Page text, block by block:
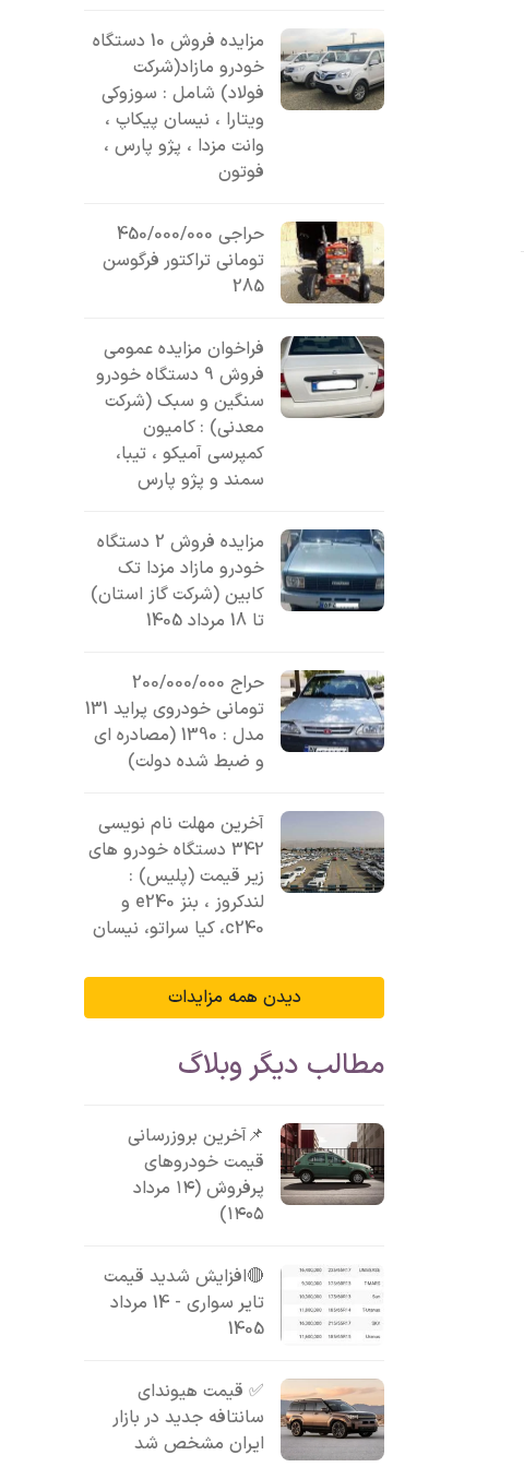
مزایده فروش 10 دستگاه
خودرو مازاد(شرکت
فولاد) شامل : سوزوکی
ویتارا ، نیسان پیکاپ ،
وانت مزدا ، پژو پارس ،
فوتون
حراجی 450/000/000
تومانی تراکتور فرگوسن
285
فراخوان مزایده عمومی
فروش 9 دستگاه خودرو
سنگین و سبک (شرکت
معدنی) : کامیون
کمپرسی آمیکو ، تیبا،
سمند و پژو پارس
مزایده فروش 2 دستگاه
خودرو مازاد مزدا تک
کابین (شرکت گاز استان)
تا 18 مرداد 1405
حراج 200/000/000
تومانی خودروی پراید 131
مدل : 1390 (مصادره ای
و ضبط شده دولت)
آخرین مهلت نام نویسی
342 دستگاه خودرو های
زیر قیمت (پلیس) :
لندکروز ، بنز e240 و
c240، کیا سراتو، نیسان
دیدن همه مزایدات
مطالب دیگر وبلاگ
📌آخرین بروزرسانی
قیمت خودروهای
پرفروش (۱۴ مرداد
۱۴۰۵)
🔴افزایش شدید قیمت
تایر سواری - 14 مرداد
1405
✅ قیمت هیوندای
سانتافه جدید در بازار
ایران مشخص شد